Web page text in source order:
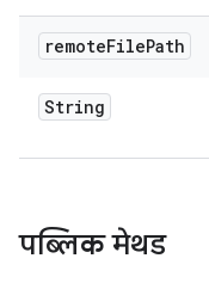
remoteFilePath
String
पब्लिक मेथड